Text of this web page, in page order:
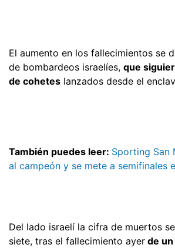
El aumento en los fallecimientos se
de bombardeos israelíes, que
de cohetes lanzados desde el
También puedes leer: Sporting San
al campeón y se mete a semifinales
Del lado israelí la cifra de muertos
siete, tras el fallecimiento ayer de